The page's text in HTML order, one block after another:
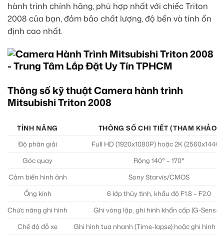
hành trình chính hãng, phù hợp nhất với chiếc Triton
2008 của bạn, đảm bảo chất lượng, độ bền và tính ổn
định cao nhất.
Thông số kỹ thuật Camera hành trình
Mitsubishi Triton 2008
TÍNH NĂNG
THÔNG SỐ CHI TIẾT (THAM KHẢO)
Độ phân giải
Full HD (1920x1080P) hoặc 2K
Góc quay
Rộng 140° – 170°
Cảm biến hình ảnh
Sony Starvis/CMOS
Ống kính
6 lớp thủy tinh, khẩu độ F1.8 – F2.0
Chức năng ghi hình
Ghi vòng lặp, ghi hình khẩn cấp (G-Sensor)
Chế độ đỗ xe
Ghi hình tua nhanh (Time-lapse) hoặc ghi hình